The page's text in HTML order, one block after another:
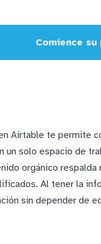
Comience
Airtable te permite
un solo espacio de
orgánico respalda
Al tener la
sin depender de